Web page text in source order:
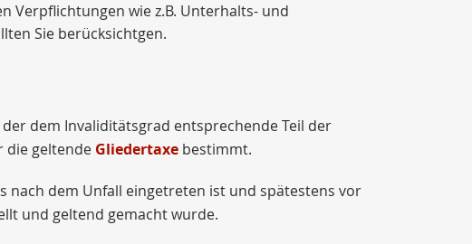
Verpflichtungen wie z.B. Unterhalts- und
Sie berücksichtgen.
dem Invaliditätsgrad entsprechende Teil der
die geltende Gliedertaxe bestimmt.
nach dem Unfall eingetreten ist und spätestens vor
und geltend gemacht wurde.